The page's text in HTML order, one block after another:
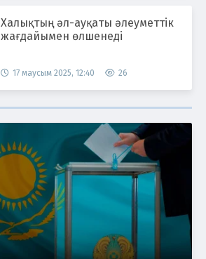
Халықтың әл-ауқаты әлеуметтік
жағдайымен өлшенеді
17 маусым 2025, 12:40 26